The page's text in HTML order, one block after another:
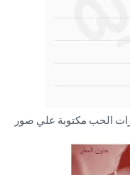
2018 اجمل العبارات الحب مكتوبة علي صور